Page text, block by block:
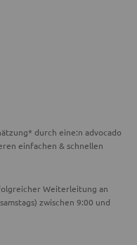
durch eine:n advocado
einfachen & schnellen
Weiterleitung an
zwischen 9:00 und